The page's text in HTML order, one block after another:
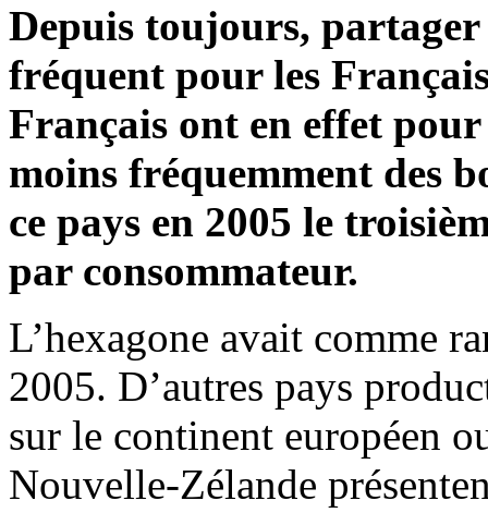
Depuis toujours,
fréquent pour les
Français ont en effet
moins fréquemment des
ce pays en 2005 le
par consommateur.
L’hexagone avait comme
2005. D’autres pays
sur le continent européen
Nouvelle-Zélande